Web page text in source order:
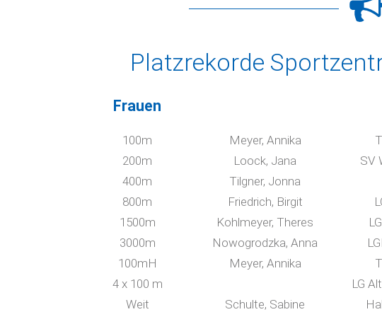
Platzrekorde
Frauen
100m Meyer, Annika
200m
Loock, Jana SV
400m
Tilgner, Jonna
800m
Friedrich, Birgit
1500m
Kohlmeyer, Theres
3000m
Nowogrodzka, Anna
100mH
Meyer, Annika
4 x 100 m
LG
Weit
Schulte, Sabine